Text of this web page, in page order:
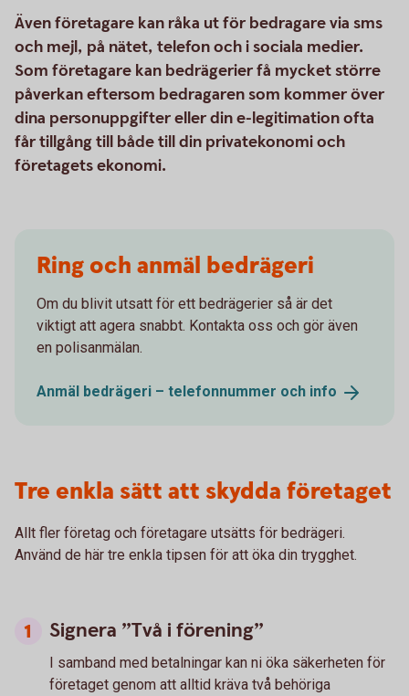
Även företagare kan råka ut för bedragare via sms
och mejl, på nätet, telefon och i sociala medier.
Som företagare kan bedrägerier få mycket större
påverkan eftersom bedragaren som kommer över
dina personuppgifter eller din e-legitimation ofta
får tillgång till både till din privatekonomi och
företagets ekonomi.
Ring och anmäl bedrägeri
Om du blivit utsatt för ett bedrägerier så är det
viktigt att agera snabbt. Kontakta oss och gör även
en polisanmälan.
Anmäl bedrägeri – telefonnummer och info
Tre enkla sätt att skydda företaget
Allt fler företag och företagare utsätts för bedrägeri.
Använd de här tre enkla tipsen för att öka din trygghet.
Signera ”Två i förening”
I samband med betalningar kan ni öka säkerheten för
företaget genom att alltid kräva två behöriga